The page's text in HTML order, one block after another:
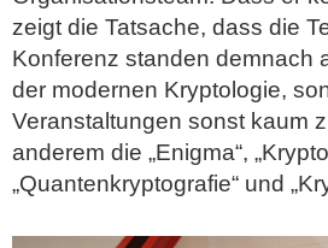
zeigt die Tatsache, dass die
Konferenz standen demnach
der modernen Kryptologie,
Veranstaltungen sonst kaum
anderem die „Enigma“,
„Quantenkryptografie“ und